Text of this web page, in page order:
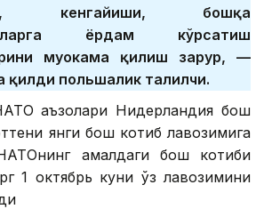
кенгайиши, бошқа
ёрдам кўрсатиш
муҳокама қилиш зарур, —
қилди польшалик таҳлилчи.
аъзолари Нидерландия бош
янги бош котиб лавозимига
НАТОнинг амалдаги бош котиби
1 октябрь куни ўз лавозимини